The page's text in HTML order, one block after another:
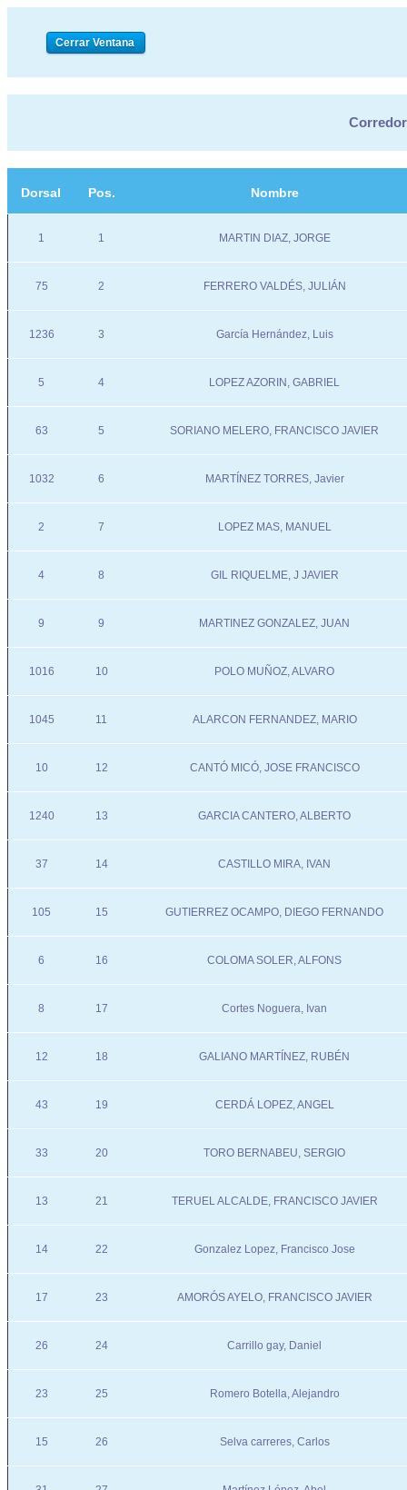
Dorsal Pos. Nombre
1 1 MARTIN DIAZ, JORGE
75 2 FERRERO VALDÉS, JULIÁN
1236 3 García Hernández, Luis
5 4 LOPEZ AZORIN, GABRIEL
63 5 SORIANO MELERO, FRANCISCO JAVIER
1032 6 MARTÍNEZ TORRES, Javier
2 7 LOPEZ MAS, MANUEL
4 8 GIL RIQUELME, J JAVIER
9 9 MARTINEZ GONZALEZ, JUAN
1016 10 POLO MUÑOZ, ALVARO
1045 11 ALARCON FERNANDEZ, MARIO
10 12 CANTÓ MICÓ, JOSE FRANCISCO
1240 13 GARCIA CANTERO, ALBERTO
37 14 CASTILLO MIRA, IVAN
105 15 GUTIERREZ OCAMPO, DIEGO FERNANDO
6 16 COLOMA SOLER, ALFONS
8 17 Cortes Noguera, Ivan
12 18 GALIANO MARTÍNEZ, RUBÉN
43 19 CERDÁ LOPEZ, ANGEL
33 20 TORO BERNABEU, SERGIO
13 21 TERUEL ALCALDE, FRANCISCO JAVIER
14 22 Gonzalez Lopez, Francisco Jose
17 23 AMORÓS AYELO, FRANCISCO JAVIER
26 24 Carrillo gay, Daniel
23 25 Romero Botella, Alejandro
15 26 Selva carreres, Carlos